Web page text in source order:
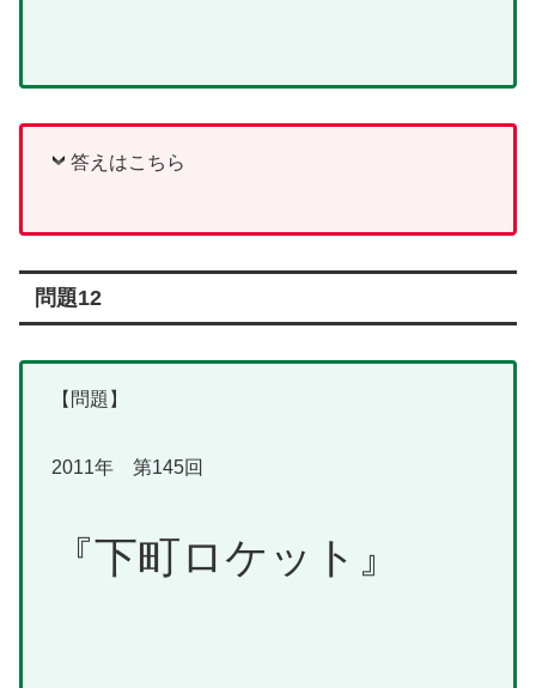
答えはこちら
問題12
【問題】
2011年 第145回
『下町ロケット』